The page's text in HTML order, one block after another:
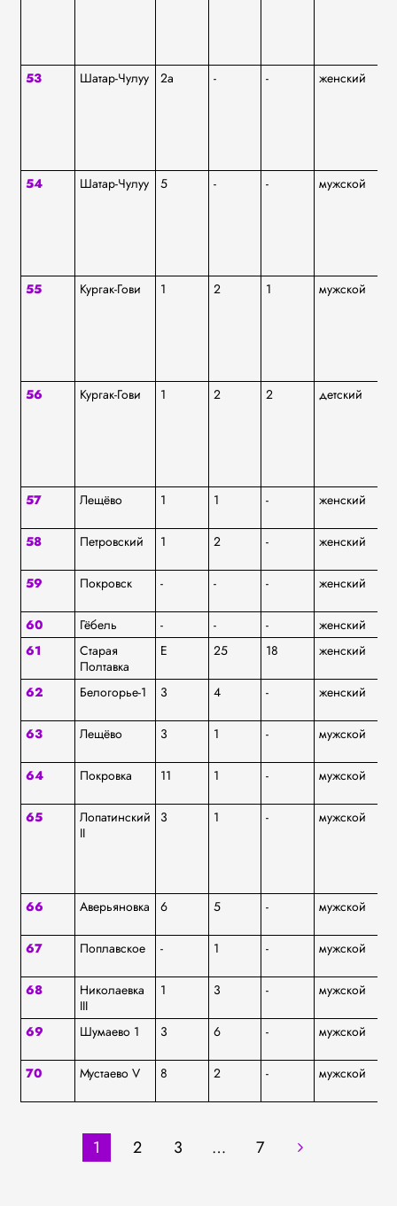
53 Шатар-Чулуу 2а - - женский
54 Шатар-Чулуу 5 - - мужской
55 Кургак-Гови 1 2 1 мужской
56 Кургак-Гови 1 2 2 детский
57 Лещёво 1 1 - женский
58 Петровский 1 2 - женский
59 Покровск - - - женский
60 Гёбель - - - женский
61
Старая
Полтавка
E 25 18 женский
62 Белогорье-1 3 4 - женский
63 Лещёво 3 1 - мужской
64 Покровка 11 1 - мужской
65
Лопатинский
II
3 1 - мужской
66 Аверьяновка 6 5 - мужской
67 Поплавское - 1 - мужской
68
Николаевка
III
1 3 - мужской
69 Шумаево 1 3 6 - мужской
70 Мустаево V 8 2 - мужской
1 2 3 … 7